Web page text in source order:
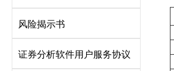
风险揭示书
证券分析软件用户服务协议